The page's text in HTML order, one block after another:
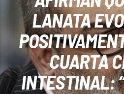
0:00
LANATA
CUARTA
INTESTINAL: